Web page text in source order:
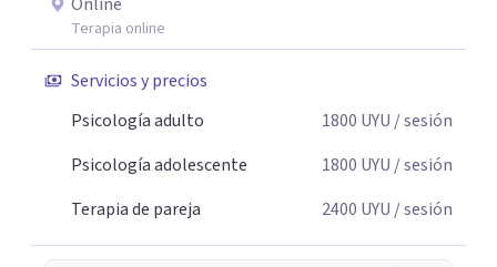
Terapia online
Servicios y precios
Psicología adulto
1800 UYU / sesión
Psicología adolescente
1800 UYU / sesión
Terapia de pareja
2400 UYU / sesión